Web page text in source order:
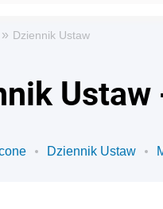
» Dziennik Ustaw
Dziennik Ustaw